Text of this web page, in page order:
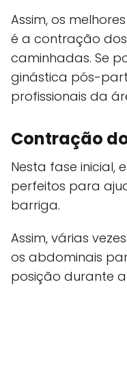
Assim, os
é a contração
caminhadas. Se
ginástica pós-
profissionais da
Contração
Nesta fase inicial,
perfeitos para
barriga.
Assim, várias
os abdominais
posição durante